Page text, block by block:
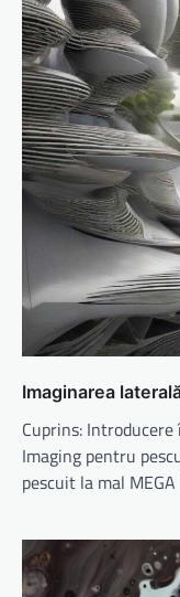
Imaginarea
Cuprins:
Imaging pentru
pescuit la mal